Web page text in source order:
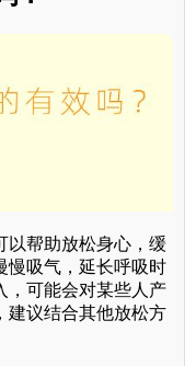
以帮助放松身心，缓
慢吸气，延长呼吸时
，可能会对某些人产
建议结合其他放松方